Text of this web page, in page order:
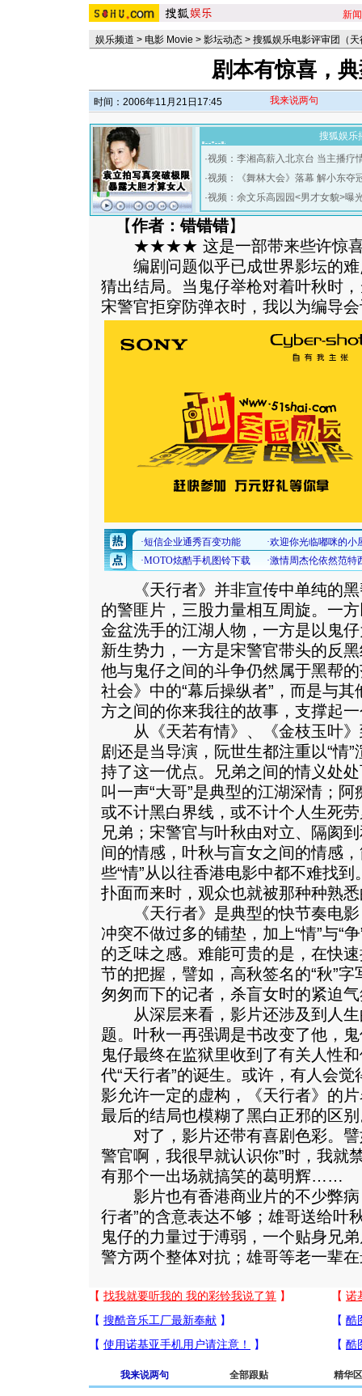
新闻
娱乐频道 > 电影 Movie > 影坛动态 > 搜狐娱乐电影评审团（天
剧本有惊喜，
时间：2006年11月21日17:45 我来说两句
搜狐娱乐
·视频：李湘高薪入北京台 当主播疗
·视频：《舞林大会》落幕 解小东夺
·视频：余文乐高园园<男才女貌>曝
【作者：错错错】
★★★★ 这是一部带来些许惊喜
编剧问题似乎已成世界影坛的难
猜出结局。当鬼仔举枪对着叶秋时
宋警官拒穿防弹衣时，我以为编导
《天行者》并非宣传中单纯的黑
的警匪片，三股力量相互周旋。一
金盆洗手的江湖人物，一方是以鬼
新生势力，一方是宋警官带头的反
他与鬼仔之间的斗争仍然属于黑帮
社会》中的“幕后操纵者”，而是与
方之间的你来我往的故事，支撑起
从《天若有情》、《金枝玉叶》
剧还是当导演，阮世生都注重以“情
持了这一优点。兄弟之间的情义处
叫一声“大哥”是典型的江湖深情；
或不计黑白界线，或不计个人生死
兄弟；宋警官与叶秋由对立、隔阂
间的情感，叶秋与盲女之间的情感
些“情”从以往香港电影中都不难找到
扑面而来时，观众也就被那种种熟
《天行者》是典型的快节奏电影
冲突不做过多的铺垫，加上“情”与“
的乏味之感。难能可贵的是，在快
节的把握，譬如，高秋签名的“秋”
匆匆而下的记者，杀盲女时的紧迫
从深层来看，影片还涉及到人生
题。叶秋一再强调是书改变了他，
鬼仔最终在监狱里收到了有关人性
代“天行者”的诞生。或许，有人会
影允许一定的虚构，《天行者》的
最后的结局也模糊了黑白正邪的区
对了，影片还带有喜剧色彩。譬
警官啊，我很早就认识你”时，我就
有那个一出场就搞笑的葛明辉……
影片也有香港商业片的不少弊病
行者”的含意表达不够；雄哥送给叶
鬼仔的力量过于溥弱，一个贴身兄
警方两个整体对抗；雄哥等老一辈
我来说两句 全部跟贴 精华区